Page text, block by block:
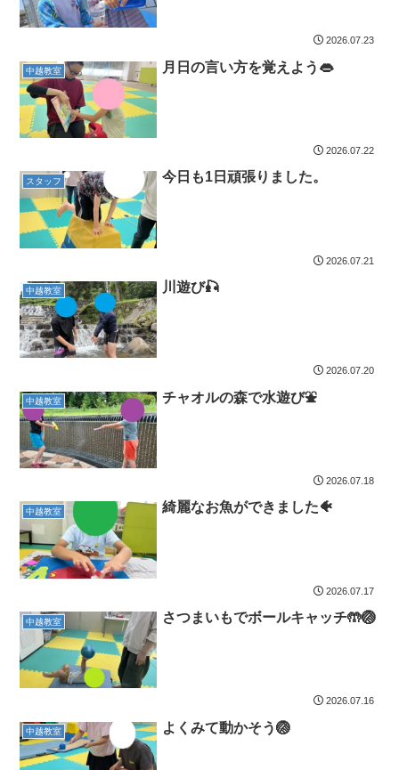
2026.07.23
中越教室 月日の言い方を覚えよう👄
2026.07.22
スタッフ 今日も1日頑張りました。
2026.07.21
中越教室 川遊び🎣
2026.07.20
中越教室 チャオルの森で水遊び⛲️
2026.07.18
中越教室 綺麗なお魚ができました🐠
2026.07.17
中越教室 さつまいもでボールキャッチ🤲🏐
2026.07.16
中越教室 よくみて動かそう🏐